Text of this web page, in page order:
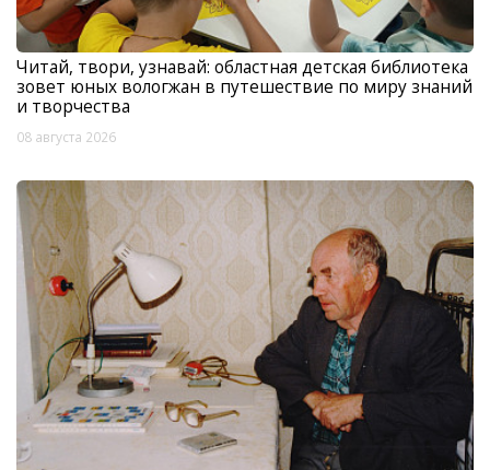
Читай, твори, узнавай: областная детская библиотека
зовет юных вологжан в путешествие по миру знаний
и творчества
08 августа 2026